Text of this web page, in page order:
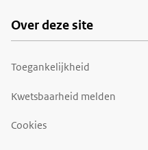
Over deze site
Toegankelijkheid
Kwetsbaarheid melden
Cookies